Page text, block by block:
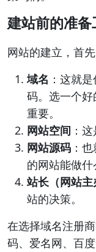
建站前的准备
网站的建立，首
域名 ：这就
码。选一个
重要。
网站空间 ：
网站源码 ：
的网站能做什
站长（网站主
站的决策。
在选择域名注册
码、爱名网、百